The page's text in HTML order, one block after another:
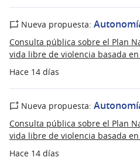
Hace 14 días
Nueva propuesta:
Consulta pública sobre el Plan
vida libre de violencia basada
Hace 14 días
Nueva propuesta:
Consulta pública sobre el Plan
vida libre de violencia basada